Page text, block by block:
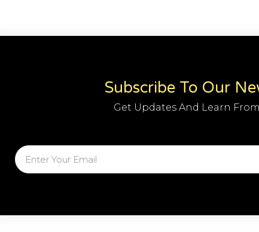
Subscribe To Our
Get Updates And Learn